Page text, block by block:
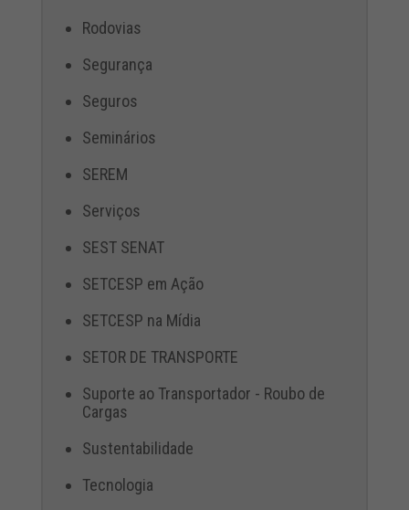
Rodovias
Segurança
Seguros
Seminários
SEREM
Serviços
SEST SENAT
SETCESP em Ação
SETCESP na Mídia
SETOR DE TRANSPORTE
Suporte ao Transportador - Roubo de
Cargas
Sustentabilidade
Tecnologia